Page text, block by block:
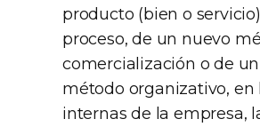
producto (bien o
proceso, de un nuevo
comercialización o de
método organizativo, en
internas de la empresa,